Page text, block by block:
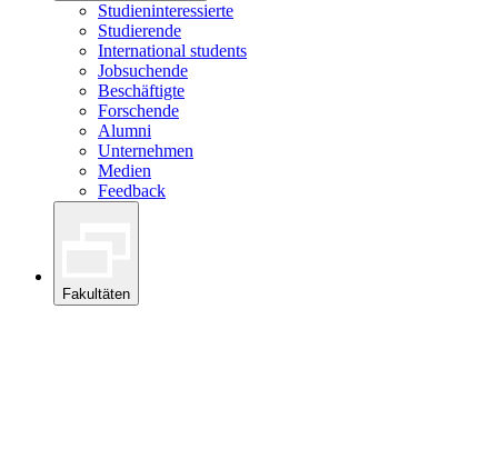
Studieninteressierte
Studierende
International students
Jobsuchende
Beschäftigte
Forschende
Alumni
Unternehmen
Medien
Feedback
Fakultäten